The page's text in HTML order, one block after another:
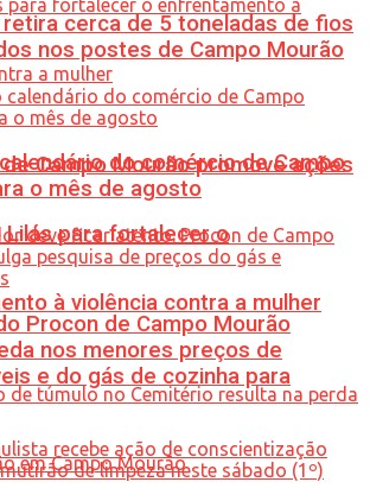
Campo Mourão promove ações
Lilás para fortalecer o
à violência contra a mulher
cerca de 5 toneladas de fios
nos postes de Campo Mourão
do comércio de Campo
o mês de agosto
Procon de Campo Mourão
nos menores preços de
e do gás de cozinha para